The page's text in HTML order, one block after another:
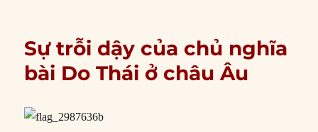
Sự trỗi dậy của chủ nghĩa
bài Do Thái ở châu Âu